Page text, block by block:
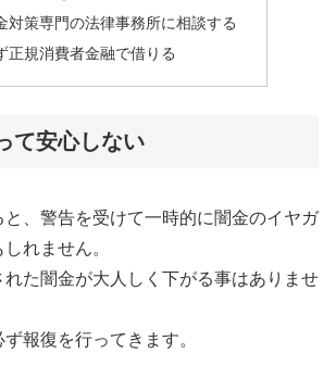
対策専門の法律事務所に相談する
正規消費者金融で借りる
て安心しない
、警告を受けて一時的に闇金のイヤガ
れません。
れた闇金が大人しく下がる事はありませ
報復を行ってきます。